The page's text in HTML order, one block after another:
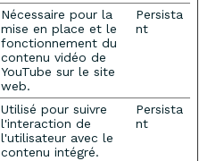
Nécessaire pour la
mise en place et le
fonctionnement du
contenu vidéo de
YouTube sur le site
web.
Persista
nt
Utilisé pour suivre
l'interaction de
l'utilisateur avec le
contenu intégré.
Persista
nt